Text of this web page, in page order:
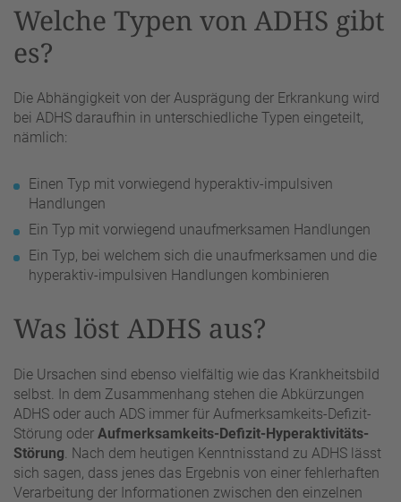
Welche Typen von ADHS gibt
es?
Die Abhängigkeit von der Ausprägung der Erkrankung wird
bei ADHS daraufhin in unterschiedliche Typen eingeteilt,
nämlich:
Einen Typ mit vorwiegend hyperaktiv-impulsiven
Handlungen
Ein Typ mit vorwiegend unaufmerksamen Handlungen
Ein Typ, bei welchem sich die unaufmerksamen und die
hyperaktiv-impulsiven Handlungen kombinieren
Was löst ADHS aus?
Die Ursachen sind ebenso vielfältig wie das Krankheitsbild
selbst. In dem Zusammenhang stehen die Abkürzungen
ADHS oder auch ADS immer für Aufmerksamkeits-Defizit-
Störung oder Aufmerksamkeits-Defizit-Hyperaktivitäts-
Störung . Nach dem heutigen Kenntnisstand zu ADHS lässt
sich sagen, dass jenes das Ergebnis von einer fehlerhaften
Verarbeitung der Informationen zwischen den einzelnen